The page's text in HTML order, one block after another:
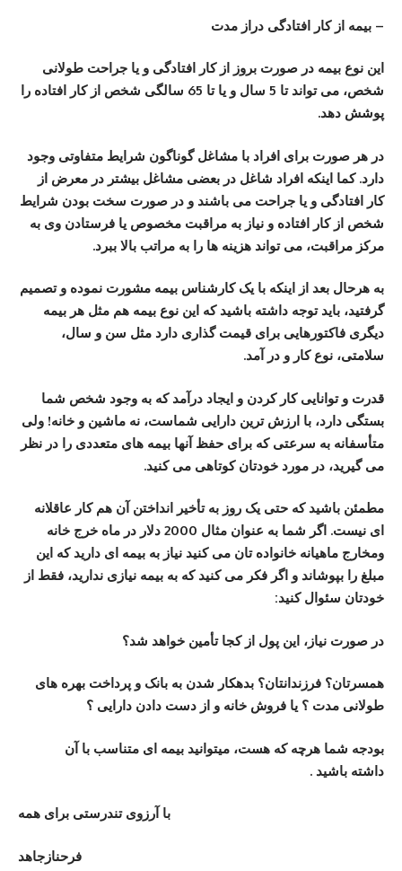
– بیمه از کار افتادگی دراز مدت
این نوع بیمه در صورت بروز از کار افتادگی و یا جراحت طولانی
شخص، می تواند تا 5 سال و یا تا 65 سالگی شخص از کار افتاده را
پوشش دهد.
در هر صورت برای افراد با مشاغل گوناگون شرایط متفاوتی وجود
دارد. کما اینکه افراد شاغل در بعضی مشاغل بیشتر در معرض از
کار افتادگی و یا جراحت می باشند و در صورت سخت بودن شرایط
شخص از کار افتاده و نیاز به مراقبت مخصوص یا فرستادن وی به
مرکز مراقبت، می تواند هزینه ها را به مراتب بالا ببرد.
به هرحال بعد از اینکه با یک کارشناس بیمه مشورت نموده و تصمیم
گرفتید، باید توجه داشته باشید که این نوع بیمه هم مثل هر بیمه
دیگری فاکتورهایی برای قیمت گذاری دارد مثل سن و سال،
سلامتی، نوع کار و در آمد.
قدرت و توانایی کار کردن و ایجاد درآمد که به وجود شخص شما
بستگی دارد، با ارزش ترین دارایی شماست، نه ماشین و خانه! ولی
متأسفانه به سرعتی که برای حفظ آنها بیمه های متعددی را در نظر
می گیرید، در مورد خودتان کوتاهی می کنید.
مطمئن باشید که حتی یک روز به تأخیر انداختن آن هم کار عاقلانه
ای نیست. اگر شما به عنوان مثال 2000 دلار در ماه خرج خانه
ومخارج ماهیانه خانواده تان می کنید نیاز به بیمه ای دارید که این
مبلغ را بپوشاند و اگر فکر می کنید که به بیمه نیازی ندارید، فقط از
خودتان سئوال کنید:
در صورت نیاز، این پول از کجا تأمین خواهد شد؟
همسرتان؟ فرزندانتان؟ بدهکار شدن به بانک و پرداخت بهره های
طولانی مدت ؟ یا فروش خانه و از دست دادن دارایی ؟
بودجه شما هرچه که هست، میتوانید بیمه ای متناسب با آن
داشته باشید .
با آرزوی تندرستی برای همه
فرحنازجاهد